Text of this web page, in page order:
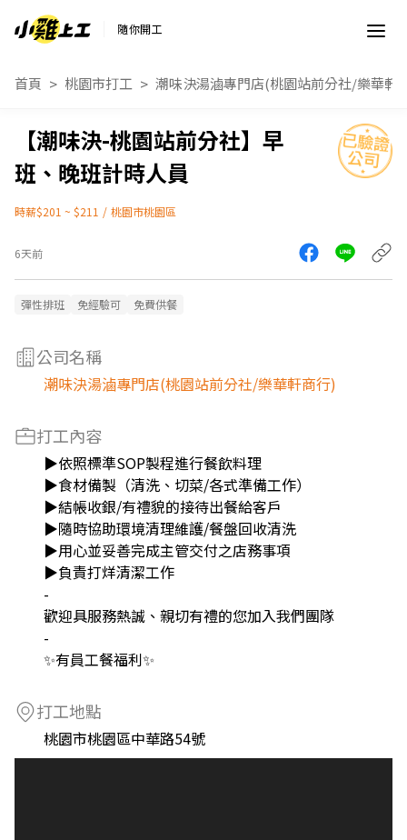
隨你開工
首頁 桃園市打工 潮味決湯滷專門店(桃園站前分社/樂華軒
【潮味決-桃園站前分社】早
班、晚班計時人員
時薪$201 ~ $211 / 桃園市桃園區
6天前
彈性排班 免經驗可 免費供餐
公司名稱
潮味決湯滷專門店(桃園站前分社/樂華軒商行)
打工內容
▶️依照標準SOP製程進行餐飲料理
▶️食材備製（清洗、切菜/各式準備工作）
▶️結帳收銀/有禮貌的接待出餐給客戶
▶️隨時協助環境清理維護/餐盤回收清洗
▶️用心並妥善完成主管交付之店務事項
▶️負責打烊清潔工作
-
歡迎具服務熱誠、親切有禮的您加入我們團隊
-
✨️有員工餐福利✨️
打工地點
桃園市桃園區中華路54號